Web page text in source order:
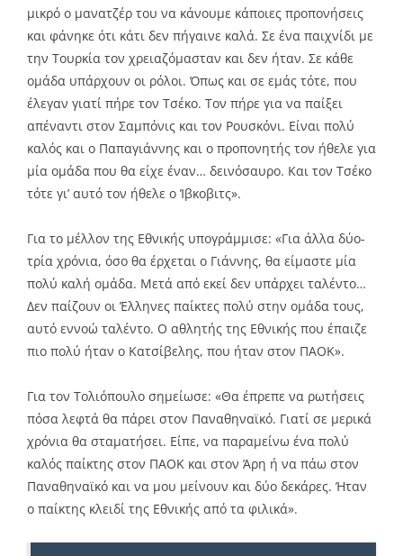
μικρό ο μανατζέρ του να κάνουμε κάποιες προπονήσεις
και φάνηκε ότι κάτι δεν πήγαινε καλά. Σε ένα παιχνίδι με
την Τουρκία τον χρειαζόμασταν και δεν ήταν. Σε κάθε
ομάδα υπάρχουν οι ρόλοι. Όπως και σε εμάς τότε, που
έλεγαν γιατί πήρε τον Τσέκο. Τον πήρε για να παίξει
απέναντι στον Σαμπόνις και τον Ρουσκόνι. Είναι πολύ
καλός και ο Παπαγιάννης και ο προπονητής τον ήθελε για
μία ομάδα που θα είχε έναν… δεινόσαυρο. Και τον Τσέκο
τότε γι’ αυτό τον ήθελε ο Ίβκοβιτς».
Για το μέλλον της Εθνικής υπογράμμισε: «Για άλλα δύο-
τρία χρόνια, όσο θα έρχεται ο Γιάννης, θα είμαστε μία
πολύ καλή ομάδα. Μετά από εκεί δεν υπάρχει ταλέντο…
Δεν παίζουν οι Έλληνες παίκτες πολύ στην ομάδα τους,
αυτό εννοώ ταλέντο. Ο αθλητής της Εθνικής που έπαιζε
πιο πολύ ήταν ο Κατσίβελης, που ήταν στον ΠΑΟΚ».
Για τον Τολιόπουλο σημείωσε: «Θα έπρεπε να ρωτήσεις
πόσα λεφτά θα πάρει στον Παναθηναϊκό. Γιατί σε μερικά
χρόνια θα σταματήσει. Είπε, να παραμείνω ένα πολύ
καλός παίκτης στον ΠΑΟΚ και στον Άρη ή να πάω στον
Παναθηναϊκό και να μου μείνουν και δύο δεκάρες. Ήταν
ο παίκτης κλειδί της Εθνικής από τα φιλικά».